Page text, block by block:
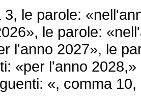
le parole:
le parole:
l'anno 2027», le
«per l'anno
«, comma